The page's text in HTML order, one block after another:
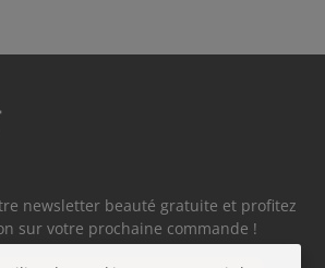
newsletter beauté gratuite et profitez
sur votre prochaine commande !